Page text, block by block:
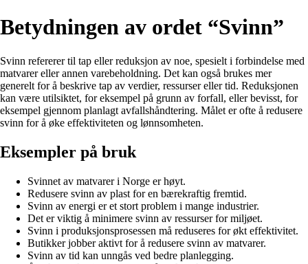
Betydningen av ordet “Svinn”
Svinn refererer til tap eller reduksjon av noe, spesielt i forbindelse med
matvarer eller annen varebeholdning. Det kan også brukes mer
generelt for å beskrive tap av verdier, ressurser eller tid. Reduksjonen
kan være utilsiktet, for eksempel på grunn av forfall, eller bevisst, for
eksempel gjennom planlagt avfallshåndtering. Målet er ofte å redusere
svinn for å øke effektiviteten og lønnsomheten.
Eksempler på bruk
Svinnet av matvarer i Norge er høyt.
Redusere svinn av plast for en bærekraftig fremtid.
Svinn av energi er et stort problem i mange industrier.
Det er viktig å minimere svinn av ressurser for miljøet.
Svinn i produksjonsprosessen må reduseres for økt effektivitet.
Butikker jobber aktivt for å redusere svinn av matvarer.
Svinn av tid kan unngås ved bedre planlegging.